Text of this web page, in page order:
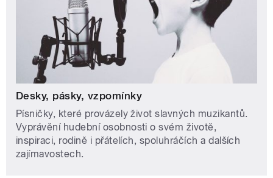
Desky, pásky, vzpomínky
Písničky, které provázely život slavných muzikantů.
Vyprávění hudební osobnosti o svém životě,
inspiraci, rodině i přátelích, spoluhráčích a dalších
zajímavostech.